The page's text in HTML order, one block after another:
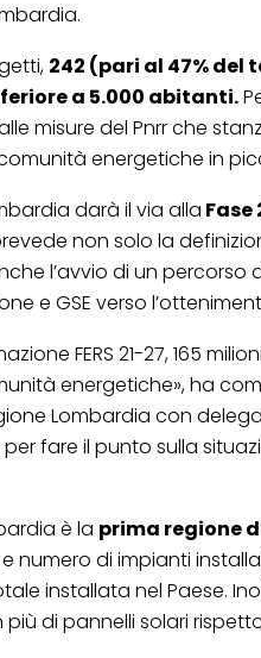
242 (pari al 47% del
a 5.000 abitanti.
misure del Pnrr che
energetiche in
darà il via alla
non solo la
l’avvio di un
e GSE verso
FERS 21-27, 165
energetiche», ha
Lombardia con
fare il punto sulla
è la prima regione
di impianti
installata nel Paese.
più di pannelli solari